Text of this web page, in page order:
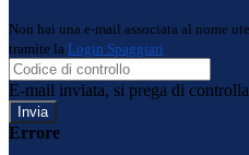
Non hai una e-mail associata al nome
tramite la Login Spaggiari
E-mail inviata, si prega di
Errore